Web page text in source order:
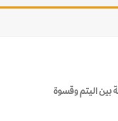
بين اليتم وقسوة